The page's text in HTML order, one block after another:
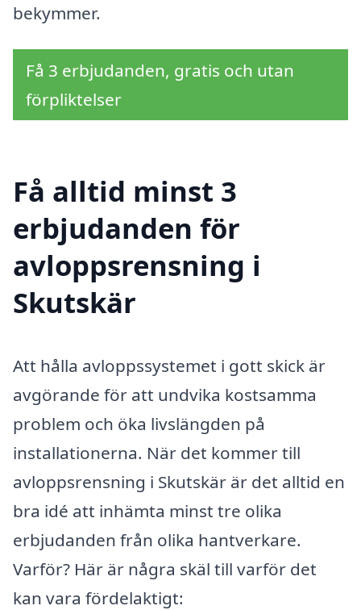
bekymmer.
Få 3 erbjudanden, gratis och utan
förpliktelser
Få alltid minst 3
erbjudanden för
avloppsrensning i
Skutskär
Att hålla avloppssystemet i gott skick är
avgörande för att undvika kostsamma
problem och öka livslängden på
installationerna. När det kommer till
avloppsrensning i Skutskär är det alltid en
bra idé att in­hämta minst tre olika
erbjudanden från olika hantverkare.
Varför? Här är några skäl till varför det
kan vara fördelaktigt: